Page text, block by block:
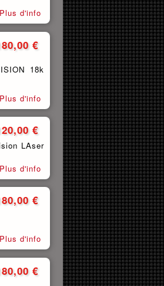
Plus d'info
€
18k
Plus d'info
€
LAser
Plus d'info
€
Plus d'info
€